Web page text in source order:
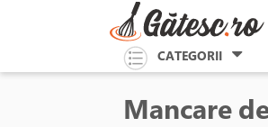
CATEGORII
Mancare